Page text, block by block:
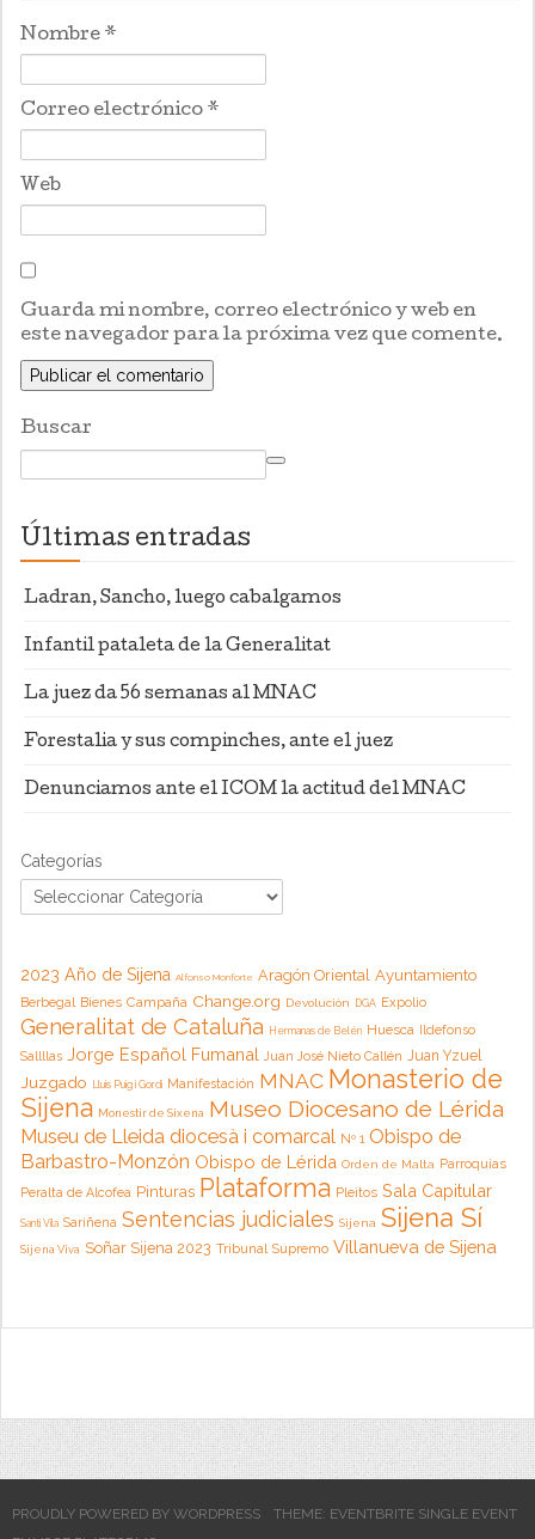
Nombre *
Correo electrónico *
Web
Guarda mi nombre, correo electrónico y web en
este navegador para la próxima vez que comente.
Buscar
Últimas entradas
Ladran, Sancho, luego cabalgamos
Infantil pataleta de la Generalitat
La juez da 56 semanas al MNAC
Forestalia y sus compinches, ante el juez
Denunciamos ante el ICOM la actitud del MNAC
Categorías
2023 Año de Sijena Alfonso Monforte Aragón Oriental Ayuntamiento
Berbegal Bienes Campaña Change.org Devolución DGA Expolio
Generalitat de Cataluña Hermanas de Belén Huesca Ildefonso
Sallllas Jorge Español Fumanal Juan José Nieto Callén Juan Yzuel
Juzgado Lluis Puig i Gordi Manifestación MNAC Monasterio de
Sijena Monestir de Sixena Museo Diocesano de Lérida
Museu de Lleida diocesà i comarcal Nº 1 Obispo de
Barbastro-Monzón Obispo de Lérida Orden de Malta Parroquias
Peralta de Alcofea Pinturas Plataforma Pleitos Sala Capitular
Santi Vila Sariñena Sentencias judiciales Sijena Sijena Sí
Sijena Viva Soñar Sijena 2023 Tribunal Supremo Villanueva de Sijena
PROUDLY POWERED BY WORDPRESS
THEME: EVENTBRITE SINGLE EVENT